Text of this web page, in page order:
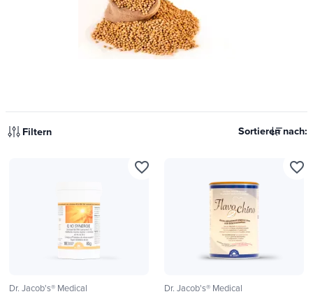
Filtern Sortieren nach:
Dr. Jacob's® Medical
favorite_border
Dr. Jacob's® Medical
favorite_border